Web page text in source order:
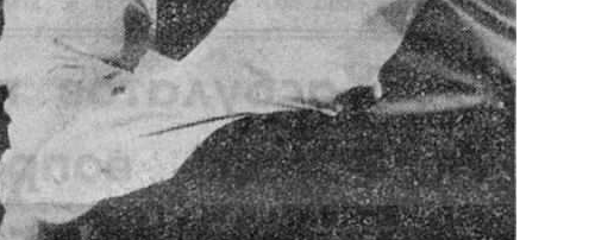
среды, проблемы конверсии оборонной
и в самом деле знаменательное: впервые
дом приходит представитель послевоенного поколения
для которого прежние схемы управления государством
для экспериментов, совершенствования и кардинальных